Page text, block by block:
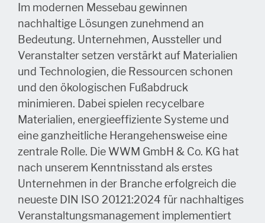
Im modernen Messebau gewinnen
nachhaltige Lösungen zunehmend an
Bedeutung. Unternehmen, Aussteller und
Veranstalter setzen verstärkt auf Materialien
und Technologien, die Ressourcen schonen
und den ökologischen Fußabdruck
minimieren. Dabei spielen recycelbare
Materialien, energieeffiziente Systeme und
eine ganzheitliche Herangehensweise eine
zentrale Rolle. Die WWM GmbH & Co. KG hat
nach unserem Kenntnisstand als erstes
Unternehmen in der Branche erfolgreich die
neueste DIN ISO 20121:2024 für nachhaltiges
Veranstaltungsmanagement implementiert